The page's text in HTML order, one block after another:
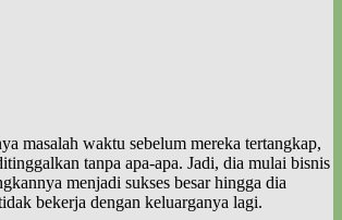
masalah waktu sebelum mereka tertangkap,
tanpa apa-apa. Jadi, dia mulai bisnis
menjadi sukses besar hingga dia
bekerja dengan keluarganya lagi.